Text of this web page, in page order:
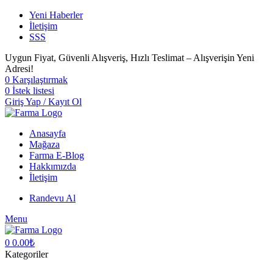
Yeni Haberler
İletişim
SSS
Uygun Fiyat, Güvenli Alışveriş, Hızlı Teslimat – Alışverişin Yeni
Adresi!
0 Karşılaştırmak
0 İstek listesi
Giriş Yap / Kayıt Ol
Anasayfa
Mağaza
Farma E-Blog
Hakkımızda
İletişim
Randevu Al
Menu
0 0.00₺
Kategoriler